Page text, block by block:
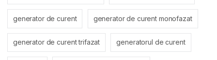
generator de curent generator de curent monofazat
generator de curent trifazat generatorul de curent